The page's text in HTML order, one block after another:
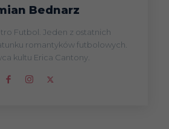
Bednarz
Futbol. Jeden z ostatnich
romantyków futbolowych.
kultu Erica Cantony.